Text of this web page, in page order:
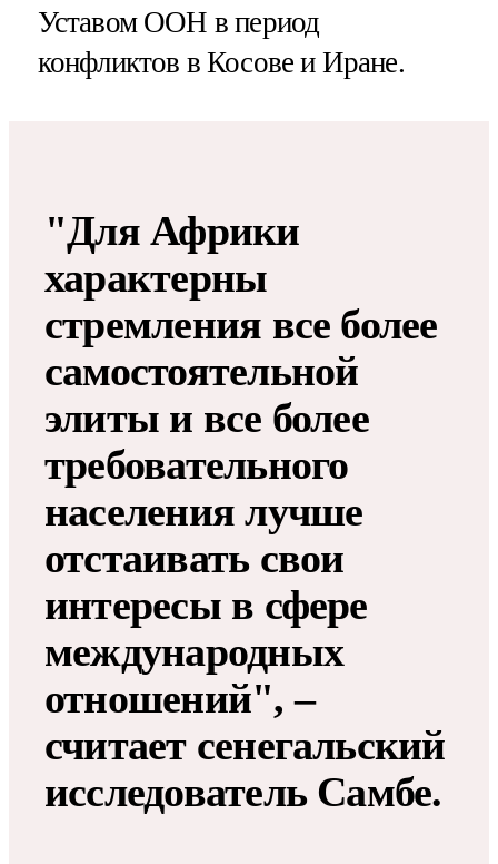
Уставом ООН в период
конфликтов в Косове и Иране.
"Для Африки
характерны
стремления все более
самостоятельной
элиты и все более
требовательного
населения лучше
отстаивать свои
интересы в сфере
международных
отношений", –
считает сенегальский
исследователь Самбе.